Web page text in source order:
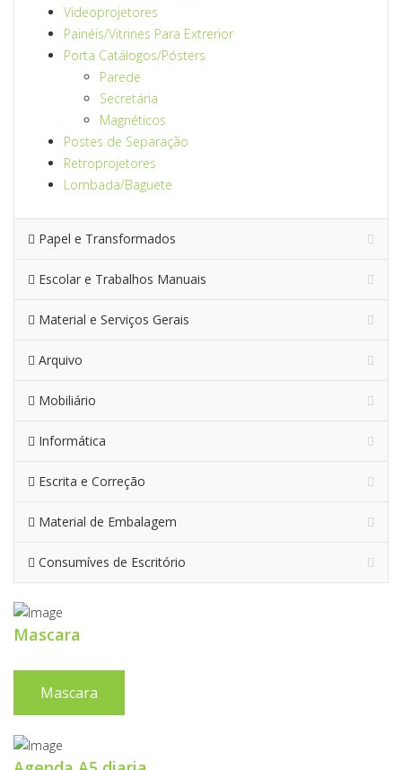
Videoprojetores
Painéis/Vitrines Para Extrerior
Porta Catálogos/Pósters
Parede
Secretária
Magnéticos
Postes de Separação
Retroprojetores
Lombada/Baguete
Papel e Transformados
Escolar e Trabalhos Manuais
Material e Serviços Gerais
Arquivo
Mobiliário
Informática
Escrita e Correção
Material de Embalagem
Consumíves de Escritório
Mascara
Mascara